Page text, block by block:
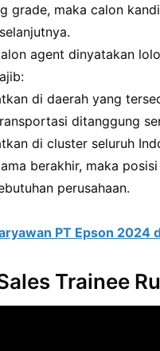
grade, maka calon
agent dinyatakan
di daerah yang
ditanggung
di cluster seluruh
berakhir, maka
perusahaan.
PT Epson 2024
Trainee